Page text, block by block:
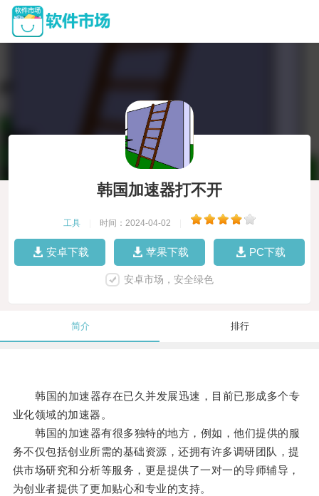
韩国加速器打不开
工具 时间：2024-04-02
安卓下载 苹果下载 PC下载
安卓市场，安全绿色
简介 排行
韩国的加速器存在已久并发展迅速，目前已形成多个专
业化领域的加速器。
韩国的加速器有很多独特的地方，例如，他们提供的服
务不仅包括创业所需的基础资源，还拥有许多调研团队，提
供市场研究和分析等服务，更是提供了一对一的导师辅导，
为创业者提供了更加贴心和专业的支持。